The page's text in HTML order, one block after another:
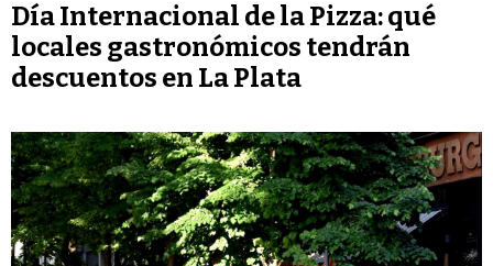
Día Internacional de la Pizza: qué
locales gastronómicos tendrán
descuentos en La Plata